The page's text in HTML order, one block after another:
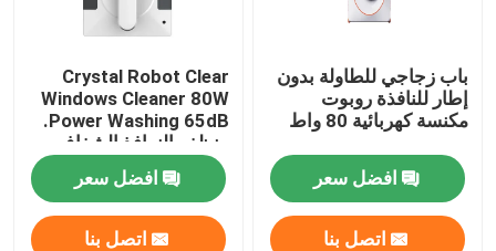
باب زجاجي للطاولة بدون
إطار للنافذة روبوت
مكنسة كهربائية 80 واط
افضل سعر
اتصل بنا
Crystal Robot Clear
Windows Cleaner 80W
Power Washing 65dB.
منظف النوافذ الشفاف
من كريستال روبوت
افضل سعر
اتصل بنا